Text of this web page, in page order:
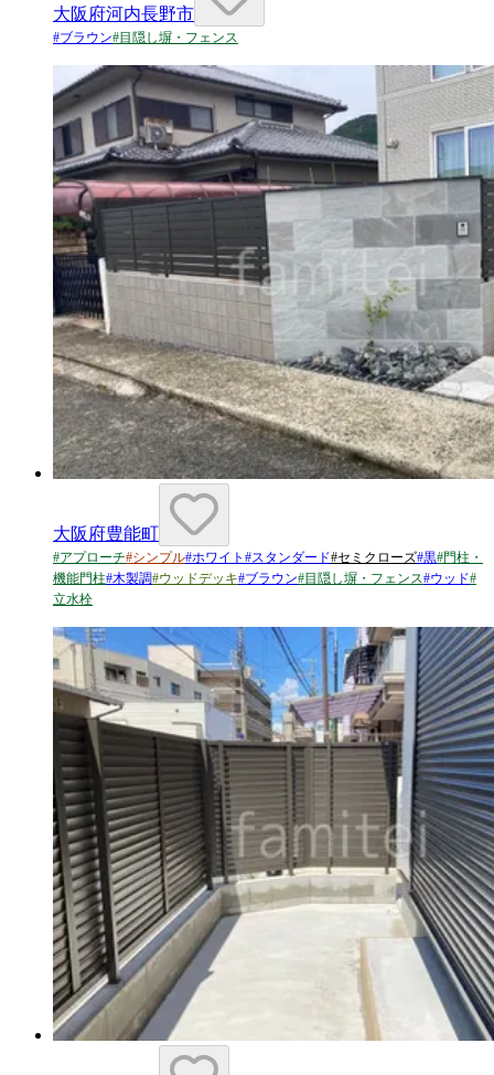
大阪府河内長野市
#ブラウン#目隠し塀・フェンス
大阪府豊能町
#アプローチ#シンプル#ホワイト #スタンダード#セミクローズ#黒#門柱・
機能門柱#木製調#ウッドデッキ#ブラウン#目隠し塀・フェンス#ウッド#
立水栓